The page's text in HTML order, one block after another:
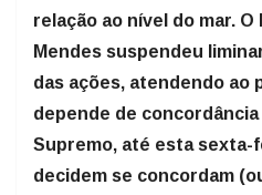
relação ao nível do mar.
Mendes suspendeu
das ações, atendendo ao
depende de
Supremo, até esta sexta-
decidem se concordam